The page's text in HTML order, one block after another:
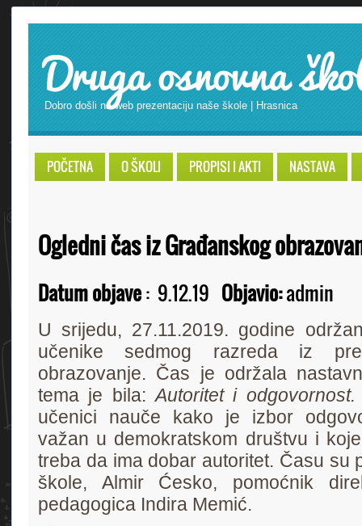
Druga osnovna
Dobro došli na web prezentaciju naše škole | Hrasnica
POČETNA O ŠKOLI PROPISI I AKTI NASTAVA
Ogledni čas iz Građanskog
Datum objave: 9.12.19 Objavio:admin
U srijedu, 27.11.2019. godine
učenike sedmog razreda iz
obrazovanje. Čas je održala
tema je bila:Autoritet i odgovornost.
učenici nauče kako je izbor
važan u demokratskom društvu i
treba da ima dobar autoritet. Času su
škole, Almir Ćesko, pomoćnik
pedagogica Indira Memić.